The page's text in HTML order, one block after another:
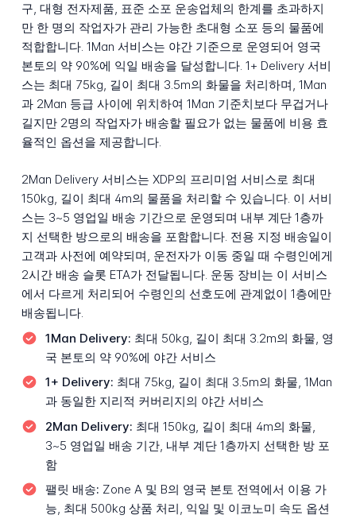
구, 대형 전자제품, 표준 소포 운송업체의 한계를 초과하지
만 한 명의 작업자가 관리 가능한 초대형 소포 등의 물품에
적합합니다. 1Man 서비스는 야간 기준으로 운영되어 영국
본토의 약 90%에 익일 배송을 달성합니다. 1+ Delivery 서비
스는 최대 75kg, 길이 최대 3.5m의 화물을 처리하며, 1Man
과 2Man 등급 사이에 위치하여 1Man 기준치보다 무겁거나
길지만 2명의 작업자가 배송할 필요가 없는 물품에 비용 효
율적인 옵션을 제공합니다.
2Man Delivery 서비스는 XDP의 프리미엄 서비스로 최대
150kg, 길이 최대 4m의 물품을 처리할 수 있습니다. 이 서비
스는 3~5 영업일 배송 기간으로 운영되며 내부 계단 1층까
지 선택한 방으로의 배송을 포함합니다. 전용 지정 배송일이
고객과 사전에 예약되며, 운전자가 이동 중일 때 수령인에게
2시간 배송 슬롯 ETA가 전달됩니다. 운동 장비는 이 서비스
에서 다르게 처리되어 수령인의 선호도에 관계없이 1층에만
배송됩니다.
1Man Delivery: 최대 50kg, 길이 최대 3.2m의 화물, 영
국 본토의 약 90%에 야간 서비스
1+ Delivery: 최대 75kg, 길이 최대 3.5m의 화물, 1Man
과 동일한 지리적 커버리지의 야간 서비스
2Man Delivery: 최대 150kg, 길이 최대 4m의 화물,
3~5 영업일 배송 기간, 내부 계단 1층까지 선택한 방 포
함
팰릿 배송: Zone A 및 B의 영국 본토 전역에서 이용 가
능, 최대 500kg 상품 처리, 익일 및 이코노미 속도 옵션